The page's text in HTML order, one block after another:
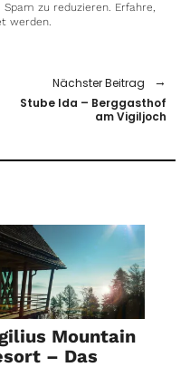
zu reduzieren. Erfahre,
werden.
Nächster Beitrag
Stube Ida – Berggasthof
am Vigiljoch
Mountain
– Das